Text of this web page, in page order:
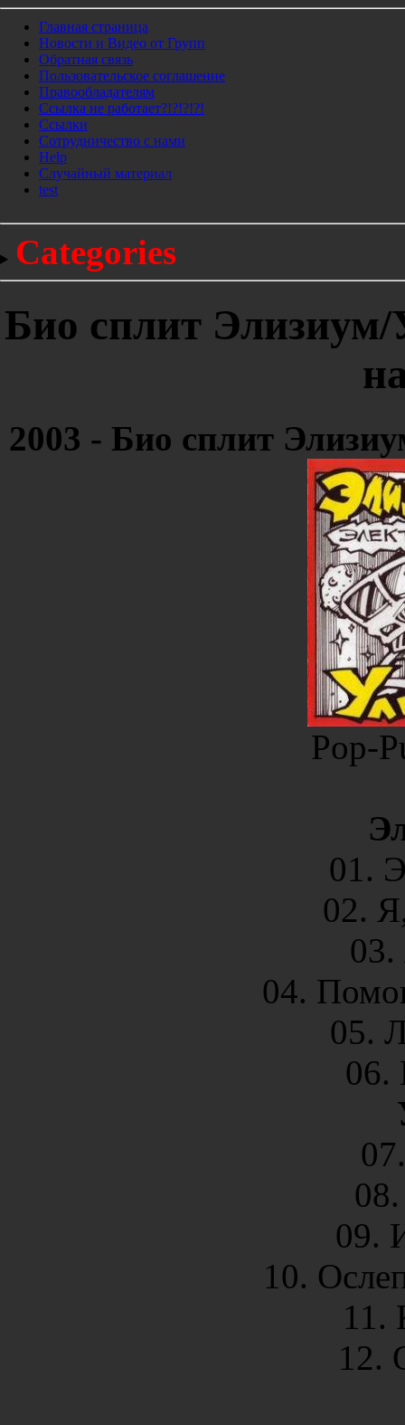
Главная страница
Новости и Видео от Групп
Обратная связь
Пользовательское соглашение
Правообладателям
Ссылка не работает?!?!?!?!
Ссылки
Сотрудничество с нами
Help
Cлучайный материал
test
Categories
Био сплит
2003 - Био сплит
Pop-
01.
02.
04.
05.
06.
09.
10.
11.
12.